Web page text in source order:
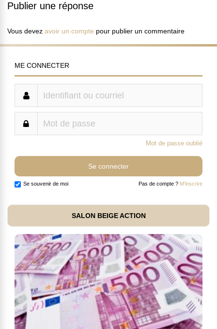
Publier une réponse
Vous devez avoir un compte pour publier un commentaire
ME CONNECTER
Mot de passe oublié
Se souvenir de moi Pas de compte ? M'inscrire
SALON BEIGE ACTION